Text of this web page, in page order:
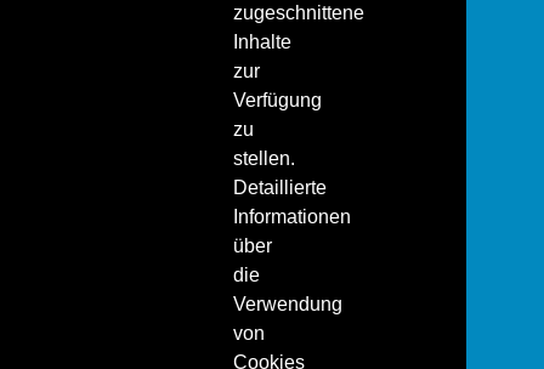
zugeschnittene
Inhalte
zur
Verfügung
zu
stellen.
Detaillierte
Informationen
über
die
Verwendung
von
Cookies